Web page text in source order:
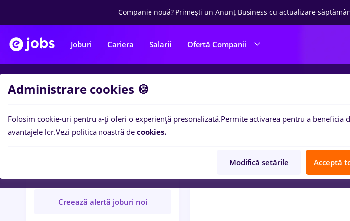
Companie nouă? Primești un Anunț Business cu actualizare
Joburi Cariera Salarii Ofertă Companii
Creează alertă joburi noi
LEX
Administrare cookies 🍪
Folosim cookie-uri pentru a-ți oferi o experiență presonalizată.Permite activarea pentru a beneficia
avantajele lor.Vezi politica noastră de cookies.
Modifică setările Acceptă